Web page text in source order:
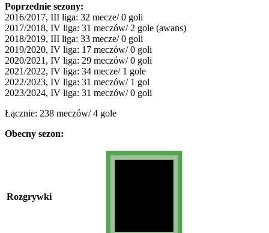
Poprzednie sezony:
2016/2017, III liga: 32 mecze/ 0 goli
2017/2018, IV liga: 31 meczów/ 2 gole (awans)
2018/2019, III liga: 33 mecze/ 0 goli
2019/2020, IV liga: 17 meczów/ 0 goli
2020/2021, IV liga: 29 meczów/ 0 goli
2021/2022, IV liga: 34 mecze/ 1 gole
2022/2023, IV liga: 31 meczów/ 1 gol
2023/2024, IV liga: 31 meczów/ 0 goli
Łącznie: 238 meczów/ 4 gole
Obecny sezon:
Rozgrywki